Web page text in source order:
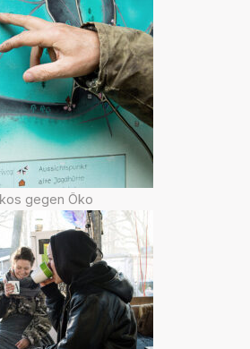
gegen Öko